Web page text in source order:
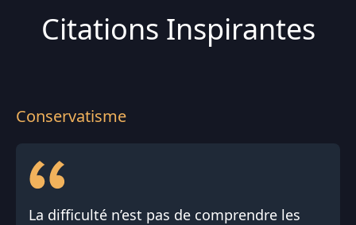
Citations Inspirantes
Conservatisme
La difficulté n’est pas de comprendre les